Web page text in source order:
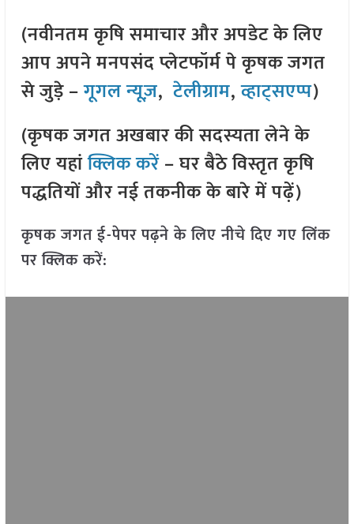
(नवीनतम कृषि समाचार और अपडेट के लिए
आप अपने मनपसंद प्लेटफॉर्म पे कृषक जगत
से जुड़े –गूगल न्यूज़,टेलीग्राम,व्हाट्सएप्प)
(कृषक जगत अखबार की सदस्यता लेने के
लिए यहांक्लिक करें– घर बैठे विस्तृत कृषि
पद्धतियों और नई तकनीक के बारे में पढ़ें)
कृषक जगत ई-पेपर पढ़ने के लिए नीचे दिए गए लिंक
पर क्लिक करें: